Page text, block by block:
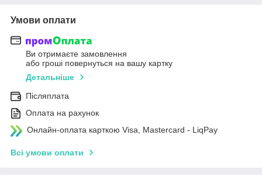
Умови оплати
Ви отримаєте замовлення
або гроші повернуться на вашу картку
Детальніше
Післяплата
Оплата на рахунок
Онлайн-оплата карткою Visa, Mastercard - LiqPay
Всі умови оплати